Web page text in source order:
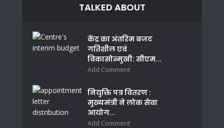
TALKED ABOUT
केंद्र का अंतरिम बजट
गतिशील एवं
विकासोन्मुखी: सीएम...
Add Comment
नियुक्ति पत्र वितरण :
मुख्यमंत्री ने लोक सेवा
आयोग...
Add Comment